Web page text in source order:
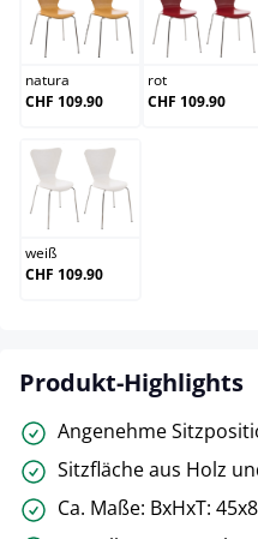
natura
natura
CHF 109.90
rot
rot
CHF 109.90
weiß
weiß
CHF 109.90
Produkt-Highlights
Angenehme
Sitzfläche aus Holz
Ca. Maße: BxHxT: